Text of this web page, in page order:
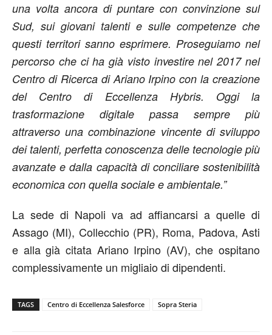
una volta ancora di puntare con convinzione sul
Sud, sui giovani talenti e sulle competenze che
questi territori sanno esprimere. Proseguiamo nel
percorso che ci ha già visto investire nel 2017 nel
Centro di Ricerca di Ariano Irpino con la creazione
del Centro di Eccellenza Hybris. Oggi la
trasformazione digitale passa sempre più
attraverso una combinazione vincente di sviluppo
dei talenti, perfetta conoscenza delle tecnologie più
avanzate e dalla capacità di conciliare sostenibilità
economica con quella sociale e ambientale.”
La sede di Napoli va ad affiancarsi a quelle di
Assago (MI), Collecchio (PR), Roma, Padova, Asti
e alla già citata Ariano Irpino (AV), che ospitano
complessivamente un migliaio di dipendenti.
TAGS Centro di Eccellenza Salesforce Sopra Steria